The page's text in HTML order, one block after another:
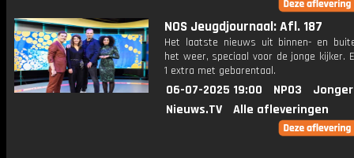
NOS Jeugdjournaal: Afl. 187
Het laatste nieuws uit binnen- en
het weer, speciaal voor de jonge kijker.
1 extra met gebarentaal.
06-07-2025 19:00 NPO3
Nieuws.TV
Alle afleveringen